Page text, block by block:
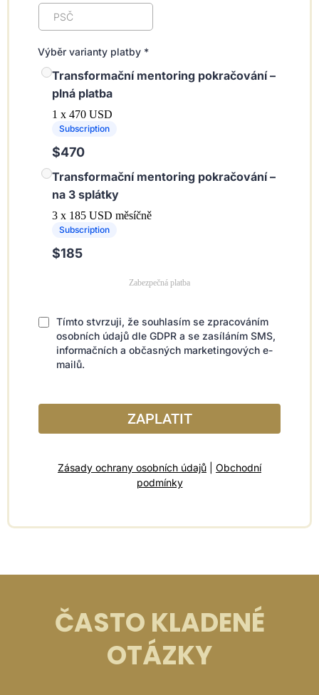
Výběr varianty platby *
Transformační mentoring pokračování –
plná platba
1 x 470 USD
Subscription
$470
Transformační mentoring pokračování –
na 3 splátky
3 x 185 USD měsíčně
Subscription
$185
Zabezpečná platba
Tímto stvrzuji, že souhlasím se zpracováním
osobních údajů dle GDPR a se zasíláním SMS,
informačních a občasných marketingových e-
mailů.
ZAPLATIT
Zásady ochrany osobních údajů
Obchodní
podmínky
ČASTO KLADENÉ
OTÁZKY